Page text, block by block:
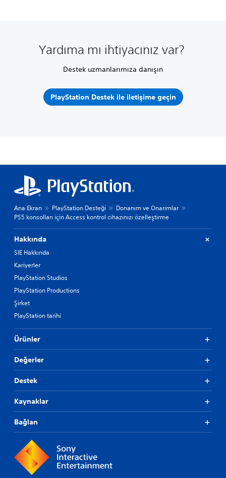
Yardıma mı ihtiyacınız var?
Destek uzmanlarımıza danışın
PlayStation Destek ile iletişime geçin
Ana Ekran PlayStation Desteği
Donanım ve Onarımlar
PS5 konsolları için Access kontrol cihazınızı özelleştirme
Hakkında
SIE Hakkında
Kariyerler
PlayStation Studios
PlayStation Productions
Şirket
PlayStation tarihi
Ürünler
Değerler
Destek
Kaynaklar
Bağlan